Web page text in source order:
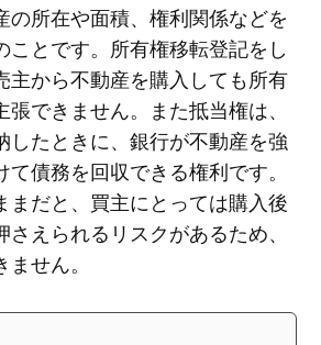
の所在や面積、権利関係などを
ことです。所有権移転登記をし
主から不動産を購入しても所有
できません。また抵当権は、
したときに、銀行が不動産を強
債務を回収できる権利です。
まだと、買主にとっては購入後
えられるリスクがあるため、
せん。